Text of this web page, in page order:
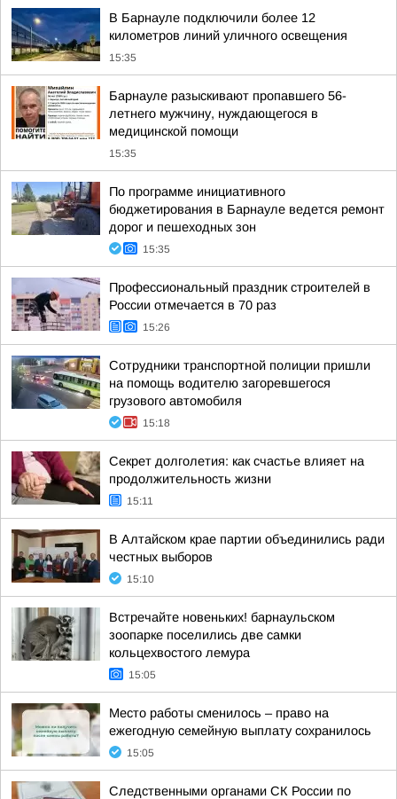
В Барнауле подключили более 12
километров линий уличного освещения
15:35
Барнауле разыскивают пропавшего 56-
летнего мужчину, нуждающегося в
медицинской помощи
15:35
По программе инициативного
бюджетирования в Барнауле ведется ремонт
дорог и пешеходных зон
15:35
Профессиональный праздник строителей в
России отмечается в 70 раз
15:26
Сотрудники транспортной полиции пришли
на помощь водителю загоревшегося
грузового автомобиля
15:18
Секрет долголетия: как счастье влияет на
продолжительность жизни
15:11
В Алтайском крае партии объединились ради
честных выборов
15:10
Встречайте новеньких! барнаульском
зоопарке поселились две самки
кольцехвостого лемура
15:05
Место работы сменилось – право на
ежегодную семейную выплату сохранилось
15:05
Следственными органами СК России по